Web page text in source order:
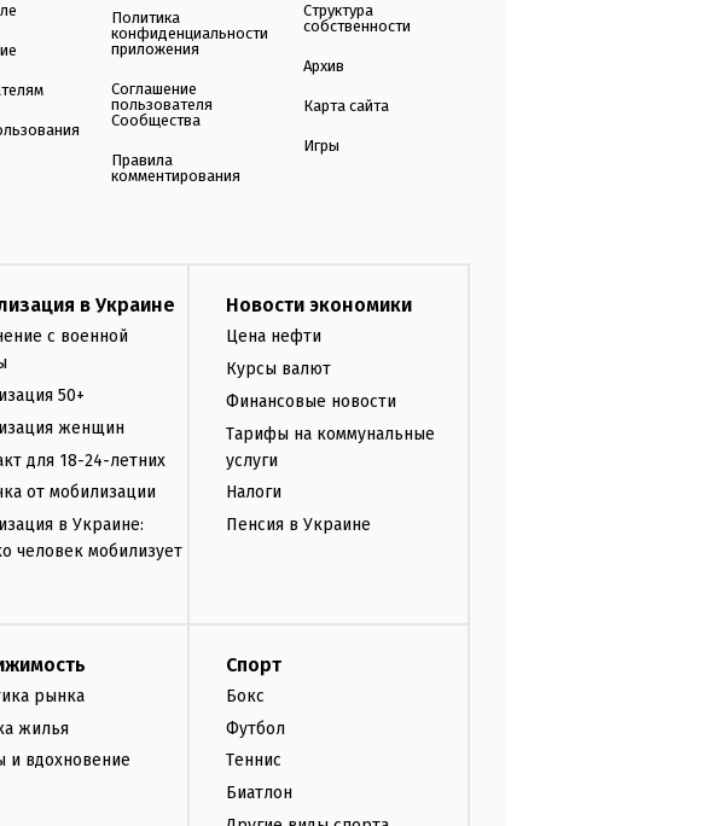
Политика
конфиденциальности
приложения
Соглашение
пользователя
Сообщества
Правила
комментирования
Структура
собственности
Архив
Карта сайта
Игры
в Украине
с военной
50+
женщин
для 18-24-летних
от мобилизации
в Украине:
человек мобилизует
Новости экономики
Цена нефти
Курсы валют
Финансовые новости
Тарифы на коммунальные
услуги
Налоги
Пенсия в Украине
рынка
жилья
и вдохновение
Спорт
Бокс
Футбол
Теннис
Биатлон